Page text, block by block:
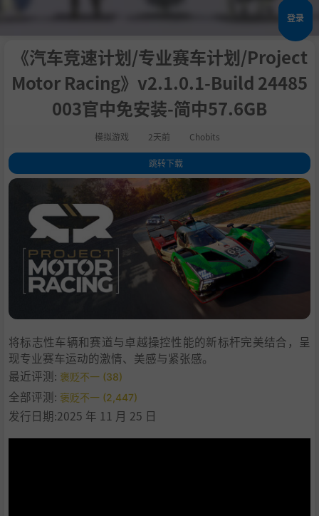
登录
《汽车竞速计划/专业赛车计划/Project
Motor Racing》v2.1.0.1-Build 24485
003官中免安装-简中57.6GB
模拟游戏 2天前 Chobits
跳转下载
1.关于此游戏
支持作者
BT磁力
学习
将标志性车辆和赛道与卓越操控性能的新标杆完美结合，呈
现专业赛车运动的激情、美感与紧张感。
最近评测: 褒贬不一 (38)
全部评测: 褒贬不一 (2,447)
发行日期:2025 年 11 月 25 日